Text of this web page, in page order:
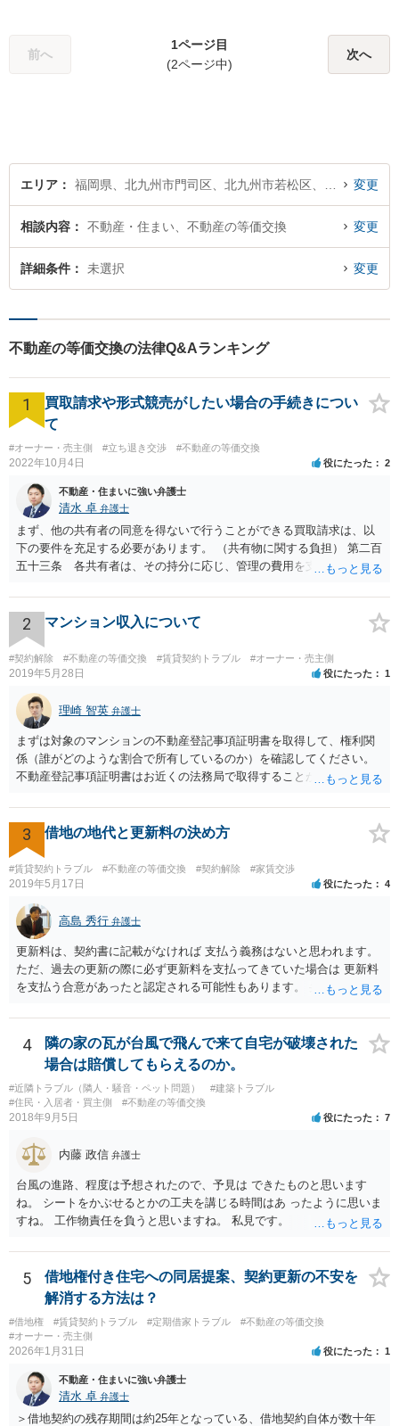
える問題に注力しております
ので、お気軽にご相談くださ
前へ
1ページ目
(2ページ中)
次へ
エリア 変更
相談内容 不動産・住まい、不動産の等価交換 変更
詳細条件 未選択 変更
不動産の等価交換の法律Q&Aランキング
1
買取請求や形式競売がしたい場合の手続きについ
て
#オーナー・売主側 #立ち退き交渉 #不動産の等価交換
2022年10月4日 役にたった 2
不動産・住まいに強い弁護士
清水 卓 弁護士
まず、他の共有者の同意を得ないで行うことができる買取請求は、以
下の要件を充足する必要があります。 （共有物に関する負担） 第二百
五十三条 各共有者は、その持分に応じ、管理の費用を支払い、その
履行しないときは、他の共有者は、相当の償金を支払ってその者の持
分を取得することができる。 次に、共有物分割請求訴訟を提起した
場合、他の共有者と和解ができれば、その和解内容に基づき解決とな
り、和解ができなければ、判決による解決となります。 ただ、判決
による解決の場合も、ご事案に応じて分割の仕方などバリエーション
がいくつかあるため、一度、弁護士に直接相談し、アドバイスを受け
てみることもご検討下さい。
2 マンション収入について
#契約解除 #不動産の等価交換 #賃貸契約トラブル #オーナー・売主側
2019年5月28日 役にたった 1
理崎 智英 弁護士
まずは対象のマンションの不動産登記事項証明書を取得して、権利関
係（誰がどのような割合で所有しているのか）を確認してください。
不動産登記事項証明書はお近くの法務局で取得することが出来ます。
てたつをさんは権利をもっているので、相続分に応じた賃料収入をも
らう権利があります。
3 借地の地代と更新料の決め方
#賃貸契約トラブル #不動産の等価交換 #契約解除 #家賃交渉
2019年5月17日 役にたった 4
高島 秀行 弁護士
更新料は、契約書に記載がなければ 支払う義務はないと思われます。
ただ、過去の更新の際に必ず更新料を支払ってきていた場合は 更新料
を支払う合意があったと認定される可能性もあります。 弁護士に面談
4
隣の家の瓦が台風で飛んで来て自宅が破壊された
場合は賠償してもらえるのか。
#近隣トラブル（隣人・騒音・ペット問題）
#建築トラブル
#住民・入居者・買主側
#不動産の等価交換
2018年9月5日 役にたった 7
内藤 政信 弁護士
台風の進路、程度は予想されたので、予見は できたものと思います
ね。 シートをかぶせるとかの工夫を講じる時間はあ ったように思いま
すね。 工作物責任を負うと思いますね。 私見です。
5
借地権付き住宅への同居提案、契約更新の不安を
解消する方法は？
#借地権 #賃貸契約トラブル #定期借家トラブル
#不動産の等価交換
#オーナー・売主側
2026年1月31日 役にたった 1
不動産・住まいに強い弁護士
清水 卓 弁護士
＞借地契約の残存期間は約25年となっている、借地契約自体が数十年